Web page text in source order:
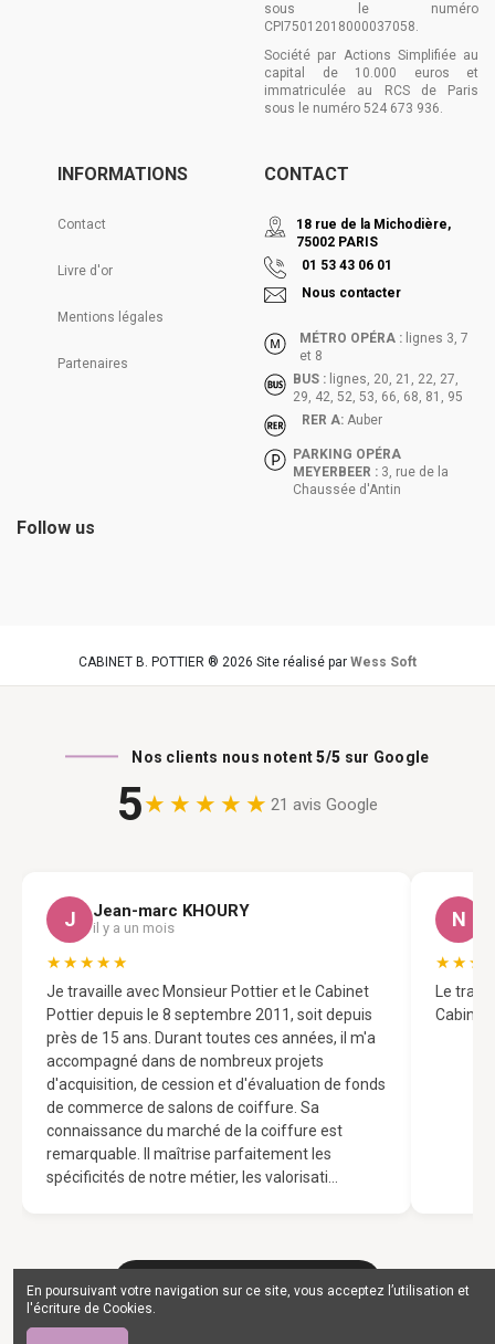
sous le numéro
CPI75012018000037058.
Société par Actions Simplifiée au
capital de 10.000 euros et
immatriculée au RCS de Paris
sous le numéro 524 673 936.
INFORMATIONS
Contact
Livre d'or
Mentions légales
Partenaires
CONTACT
18 rue de la Michodière,
75002 PARIS
01 53 43 06 01
Nous contacter
MÉTRO OPÉRA : lignes 3, 7
et 8
BUS : lignes, 20, 21, 22, 27,
29, 42, 52, 53, 66, 68, 81, 95
RER A: Auber
PARKING OPÉRA
MEYERBEER : 3, rue de la
Chaussée d'Antin
Follow us
CABINET B. POTTIER ® 2026 Site réalisé par Wess Soft
En poursuivant votre navigation sur ce site, vous acceptez l’utilisation et
l'écriture de Cookies.
Nos clients nous notent5/5 sur Google
5★★★★★ 21 avis Google
J Jean-marc KHOURY
il y a un mois
★★★★★
Je travaille avec Monsieur Pottier et le Cabinet
Pottier depuis le 8 septembre 2011, soit depuis
près de 15 ans. Durant toutes ces années, il m'a
accompagné dans de nombreux projets
d'acquisition, de cession et d'évaluation de fonds
de commerce de salons de coiffure. Sa
connaissance du marché de la coiffure est
remarquable. Il maîtrise parfaitement les
spécificités de notre métier, les valorisati…
N
Le
Cabinet
Voir tous les avis sur Google